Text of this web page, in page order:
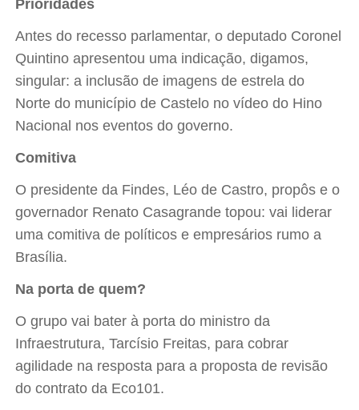
Prioridades
Antes do recesso parlamentar, o deputado Coronel
Quintino apresentou uma indicação, digamos,
singular: a inclusão de imagens de estrela do
Norte do município de Castelo no vídeo do Hino
Nacional nos eventos do governo.
Comitiva
O presidente da Findes, Léo de Castro, propôs e o
governador Renato Casagrande topou: vai liderar
uma comitiva de políticos e empresários rumo a
Brasília.
Na porta de quem?
O grupo vai bater à porta do ministro da
Infraestrutura, Tarcísio Freitas, para cobrar
agilidade na resposta para a proposta de revisão
do contrato da Eco101.